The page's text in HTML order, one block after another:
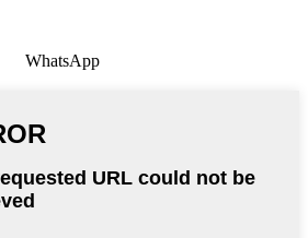
WhatsApp